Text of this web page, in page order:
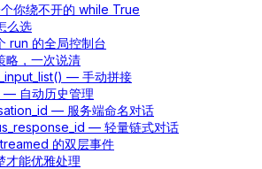
你绕不开的 while True
么选
run 的全局控制台
略，一次说清
— 手动拼接
— 自动历史管理
— 服务端命名对话
— 轻量链式对话
的双层事件
才能优雅处理